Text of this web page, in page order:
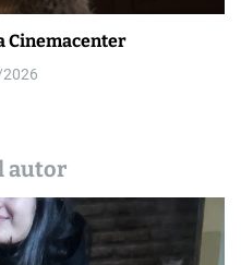
Cinemacenter
autor